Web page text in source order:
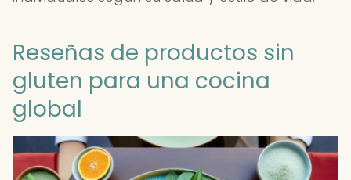
Reseñas de productos sin
gluten para una cocina
global